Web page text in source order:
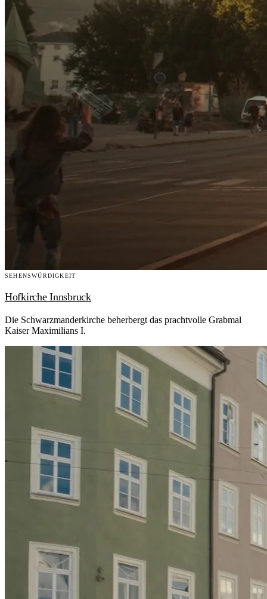
SEHENSWÜRDIGKEIT
Hofkirche Innsbruck
Die Schwarzmanderkirche beherbergt das prachtvolle Grabmal
Kaiser Maximilians I.